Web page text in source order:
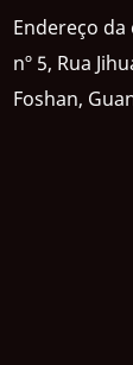
Endereço da
nº 5, Rua
Foshan,